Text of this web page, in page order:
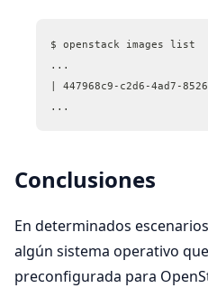
$ openstack images list
...
| 447968c9-c2d6-4ad7-
...
Conclusiones
En determinados
algún sistema operativo
preconfigurada para